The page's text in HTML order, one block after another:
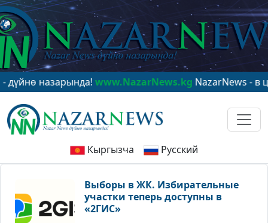
назарында!www.NazarNews.kgNazarNews - в
Кыргызча Русский
Выборы в ЖК. Избирательные
участки теперь доступны в
«2ГИС»